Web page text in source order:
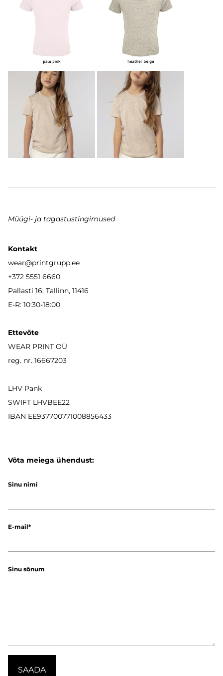
Müügi- ja tagastustingimused
Kontakt
wear@printgrupp.ee
+372 5551 6660
Pallasti 16, Tallinn, 11416
E-R: 10:30-18:00
Ettevõte
WEAR PRINT OÜ
reg. nr. 16667203
LHV Pank
SWIFT LHVBEE22
IBAN EE937700771008856433
Võta meiega ühendust:
Sinu nimi
E-mail
Sinu sõnum